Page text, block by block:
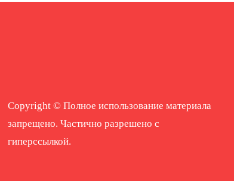
Copyright © Полное использование материала
запрещено. Частично разрешено с
гиперссылкой.